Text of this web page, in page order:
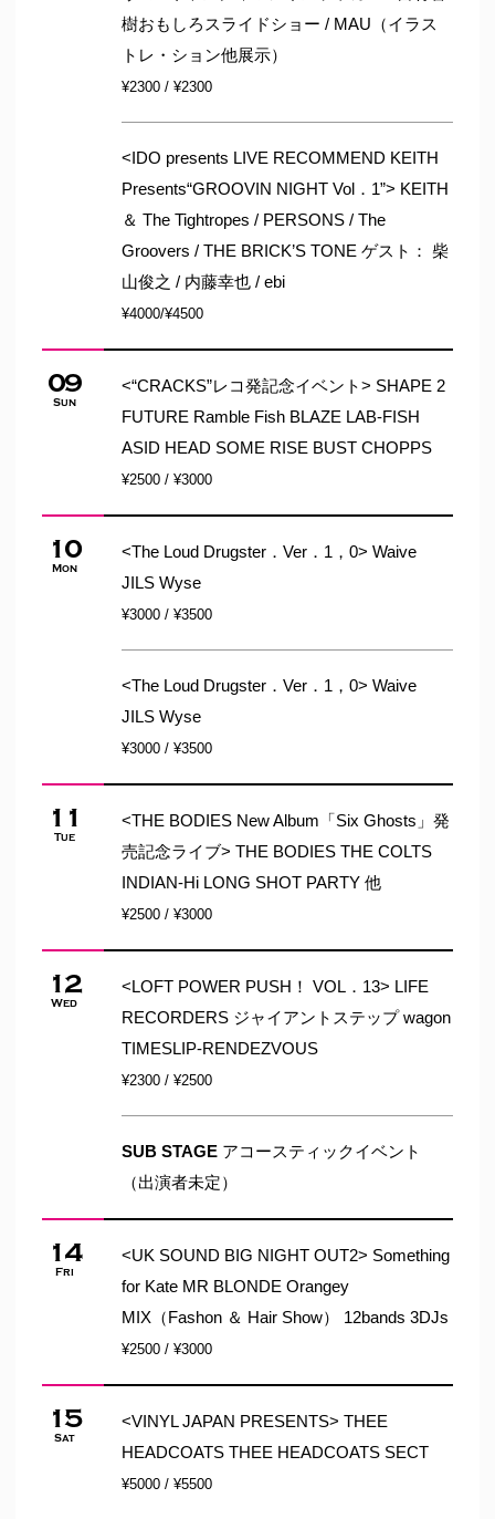
樹おもしろスライドショー / MAU（イラス
トレ・ション他展示）
¥2300 / ¥2300
<IDO presents LIVE RECOMMEND KEITH
Presents“GROOVIN NIGHT Vol．1”> KEITH
＆ The Tightropes / PERSONS / The
Groovers / THE BRICK’S TONE ゲスト： 柴
山俊之 / 内藤幸也 / ebi
¥4000/¥4500
09
Sun
<“CRACKS”レコ発記念イベント> SHAPE 2
FUTURE Ramble Fish BLAZE LAB-FISH
ASID HEAD SOME RISE BUST CHOPPS
¥2500 / ¥3000
10
Mon
<The Loud Drugster．Ver．1，0> Waive
JILS Wyse
¥3000 / ¥3500
<The Loud Drugster．Ver．1，0> Waive
JILS Wyse
¥3000 / ¥3500
11
Tue
<THE BODIES New Album「Six Ghosts」発
売記念ライブ> THE BODIES THE COLTS
INDIAN-Hi LONG SHOT PARTY 他
¥2500 / ¥3000
12
Wed
<LOFT POWER PUSH！ VOL．13> LIFE
RECORDERS ジャイアントステップ wagon
TIMESLIP-RENDEZVOUS
¥2300 / ¥2500
SUB STAGE アコースティックイベント
（出演者未定）
14
Fri
<UK SOUND BIG NIGHT OUT2> Something
for Kate MR BLONDE Orangey
MIX（Fashon ＆ Hair Show） 12bands 3DJs
¥2500 / ¥3000
15
Sat
<VINYL JAPAN PRESENTS> THEE
HEADCOATS THEE HEADCOATS SECT
¥5000 / ¥5500